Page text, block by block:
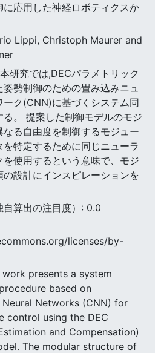
に応用した神経ロボティクスか
Lippi, Christoph Maurer and
研究では,DECパラメトリック
勢制御のための畳み込みニュ
ーク(CNN)に基づくシステム同
る。 提案した制御モデルのモジ
なる自由度を制御するモジュー
を特定するために同じニューラ
を使用するという意味で、モジ
の設計にインスピレーションを
自算出の注目度）: 0.0
licenses/by-
presents a system
based on
Networks (CNN) for
control using the DEC
and Compensation)
The modular structure of